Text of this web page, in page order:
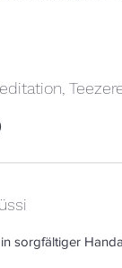
sorgfältiger